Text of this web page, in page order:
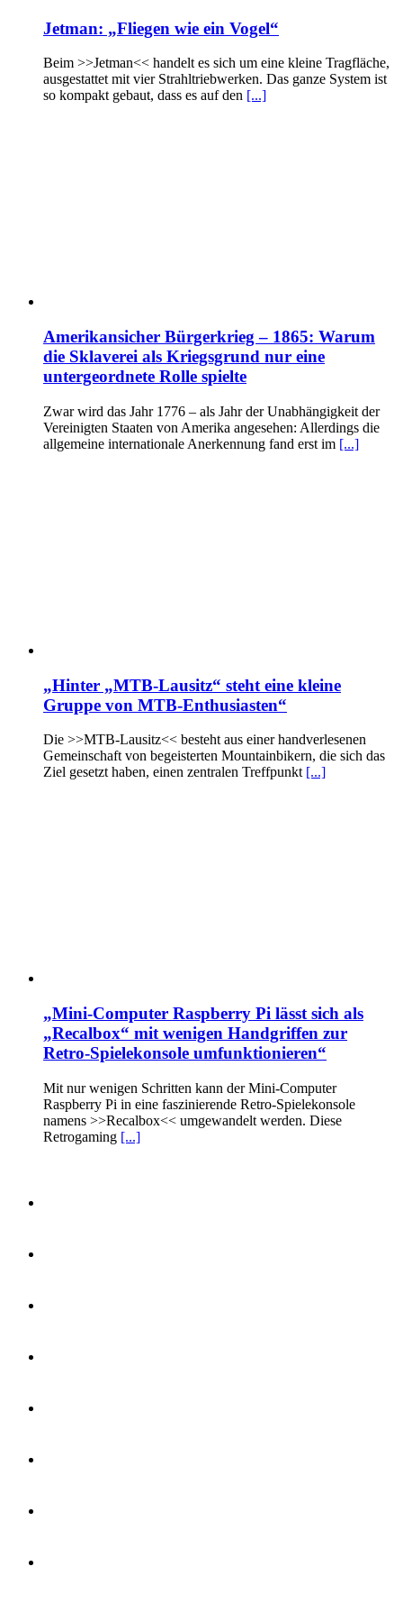
Jetman: „Fliegen wie ein Vogel“
Beim >>Jetman<< handelt es sich um eine kleine Tragfläche,
ausgestattet mit vier Strahltriebwerken. Das ganze System ist
so kompakt gebaut, dass es auf den [...]
Amerikansicher Bürgerkrieg – 1865: Warum
die Sklaverei als Kriegsgrund nur eine
untergeordnete Rolle spielte
Zwar wird das Jahr 1776 – als Jahr der Unabhängigkeit der
Vereinigten Staaten von Amerika angesehen: Allerdings die
allgemeine internationale Anerkennung fand erst im [...]
„Hinter „MTB-Lausitz“ steht eine kleine
Gruppe von MTB-Enthusiasten“
Die >>MTB-Lausitz<< besteht aus einer handverlesenen
Gemeinschaft von begeisterten Mountainbikern, die sich das
Ziel gesetzt haben, einen zentralen Treffpunkt [...]
„Mini-Computer Raspberry Pi lässt sich als
„Recalbox“ mit wenigen Handgriffen zur
Retro-Spielekonsole umfunktionieren“
Mit nur wenigen Schritten kann der Mini-Computer
Raspberry Pi in eine faszinierende Retro-Spielekonsole
namens >>Recalbox<< umgewandelt werden. Diese
Retrogaming [...]